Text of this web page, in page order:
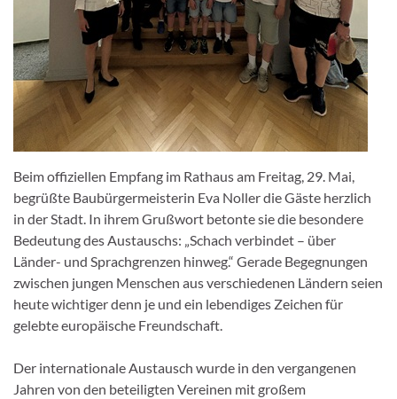
Beim offiziellen Empfang im Rathaus am Freitag, 29. Mai,
begrüßte Baubürgermeisterin Eva Noller die Gäste herzlich
in der Stadt. In ihrem Grußwort betonte sie die besondere
Bedeutung des Austauschs: „Schach verbindet – über
Länder- und Sprachgrenzen hinweg.“ Gerade Begegnungen
zwischen jungen Menschen aus verschiedenen Ländern seien
heute wichtiger denn je und ein lebendiges Zeichen für
gelebte europäische Freundschaft.
Der internationale Austausch wurde in den vergangenen
Jahren von den beteiligten Vereinen mit großem